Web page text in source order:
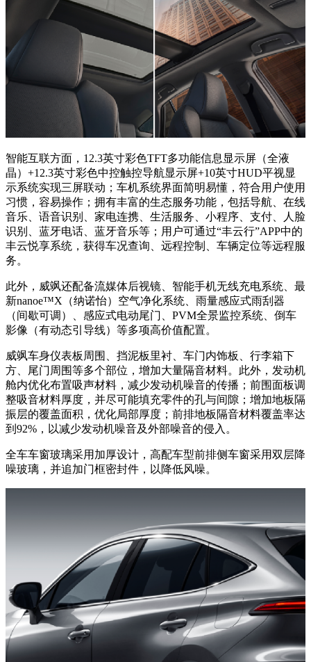
智能互联方面，12.3英寸彩色TFT多功能信息显示屏（全液
晶）+12.3英寸彩色中控触控导航显示屏+10英寸HUD平视显
示系统实现三屏联动；车机系统界面简明易懂，符合用户使用
习惯，容易操作；拥有丰富的生态服务功能，包括导航、在线
音乐、语音识别、家电连携、生活服务、小程序、支付、人脸
识别、蓝牙电话、蓝牙音乐等；用户可通过“丰云行”APP中的
丰云悦享系统，获得车况查询、远程控制、车辆定位等远程服
务。
此外，威飒还配备流媒体后视镜、智能手机无线充电系统、最
新nanoe™X（纳诺怡）空气净化系统、雨量感应式雨刮器
（间歇可调）、感应式电动尾门、PVM全景监控系统、倒车
影像（有动态引导线）等多项高价值配置。
威飒车身仪表板周围、挡泥板里衬、车门内饰板、行李箱下
方、尾门周围等多个部位，增加大量隔音材料。此外，发动机
舱内优化布置吸声材料，减少发动机噪音的传播；前围面板调
整吸音材料厚度，并尽可能填充零件的孔与间隙；增加地板隔
振层的覆盖面积，优化局部厚度；前排地板隔音材料覆盖率达
到92%，以减少发动机噪音及外部噪音的侵入。
全车车窗玻璃采用加厚设计，高配车型前排侧车窗采用双层降
噪玻璃，并追加门框密封件，以降低风噪。